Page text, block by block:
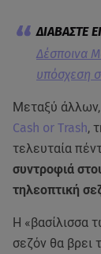
Δέσποινα
υπόσχεση
Μεταξύ άλλων,
Cash or Trash,
τελευταία
συντροφιά
τηλεοπτική
Η «βασίλισσα
σεζόν θα